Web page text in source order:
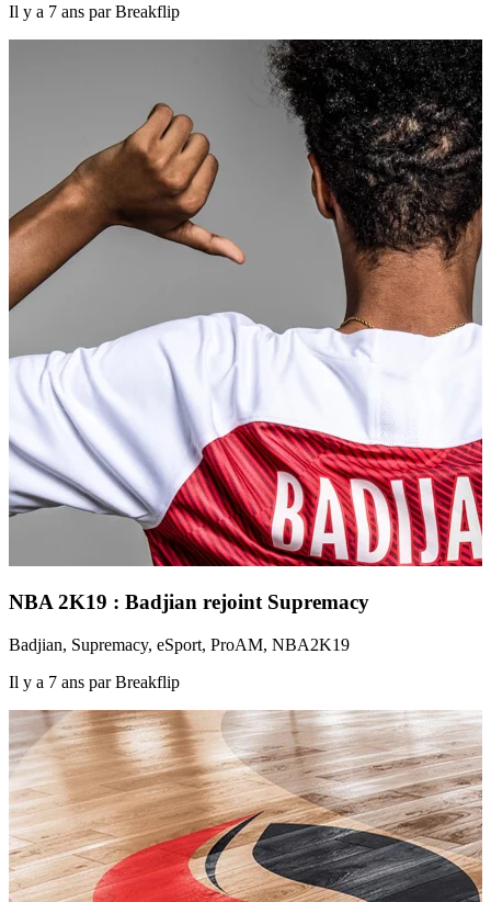
Il y a 7 ans par Breakflip
NBA 2K19 : Badjian rejoint Supremacy
Badjian, Supremacy, eSport, ProAM, NBA2K19
Il y a 7 ans par Breakflip